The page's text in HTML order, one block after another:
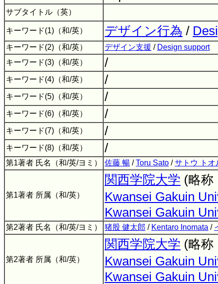
サブタイトル（英）
キーワード(1)（和/英） デザイン行為 /
キーワード(2)（和/英） デザイン支援 / Design support
キーワード(3)（和/英）
/
キーワード(4)（和/英） /
キーワード(5)（和/英） /
キーワード(6)（和/英） /
キーワード(7)（和/英） /
キーワード(8)（和/英） /
第1著者 氏名（和/英/ヨミ） 佐藤 暢 /Toru Sato /サトウ トオ
第1著者 所属（和/英）
関西学院大学 (略
Kwansei Gakuin
Kwansei Gakuin
第2著者 氏名（和/英/ヨミ） 猪股 健太郎 / Kentaro Inomata /
第2著者 所属（和/英）
関西学院大学 (略
Kwansei Gakuin
Kwansei Gakuin